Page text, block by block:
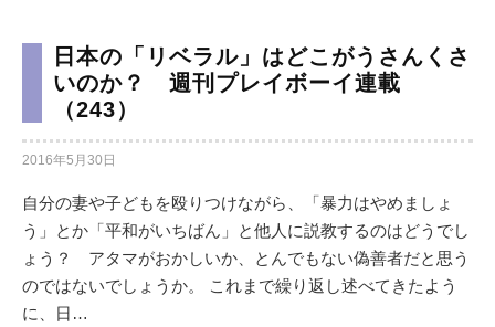
日本の「リベラル」はどこがうさんくさ
いのか？ 週刊プレイボーイ連載
（243）
2016年5月30日
自分の妻や子どもを殴りつけながら、「暴力はやめましょ
う」とか「平和がいちばん」と他人に説教するのはどうでし
ょう？ アタマがおかしいか、とんでもない偽善者だと思う
のではないでしょうか。 これまで繰り返し述べてきたよう
に、日…